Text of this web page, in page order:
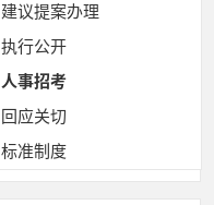
建议提案办理
执行公开
人事招考
回应关切
标准制度